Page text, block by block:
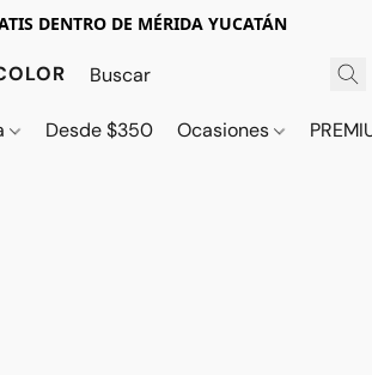
DENTRO DE MÉRIDA YUCATÁN
Desde $350 Ocasiones